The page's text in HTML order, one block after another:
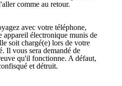
comme au retour.
avec votre téléphone,
appareil électronique munis de
soit chargé(e) lors de votre
Il vous sera demandé de
qu'il fonctionne. A défaut,
et détruit.